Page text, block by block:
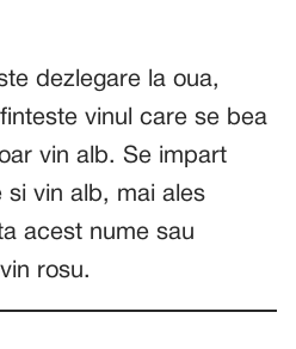
dezlegare la oua,
vinul care se bea
vin alb. Se impart
vin alb, mai ales
acest nume sau
rosu.